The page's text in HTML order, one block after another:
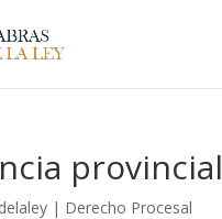
provincial
| Derecho Procesal